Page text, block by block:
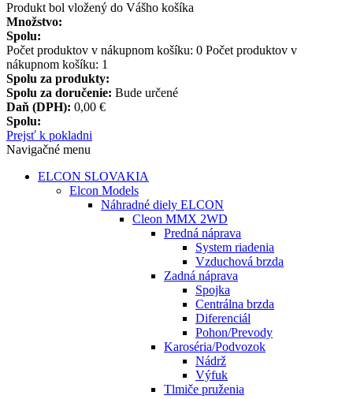
Produkt bol vložený do Vášho košíka
Množstvo:
Spolu:
Počet produktov v nákupnom košíku: 0 Počet produktov v
nákupnom košíku: 1
Spolu za produkty:
Spolu za doručenie: Bude určené
Daň (DPH): 0,00 €
Spolu:
Prejsť k pokladni
Navigačné menu
ELCON SLOVAKIA
Elcon Models
Náhradné diely ELCON
Cleon MMX 2WD
Predná náprava
System riadenia
Vzduchová brzda
Zadná náprava
Spojka
Centrálna brzda
Diferenciál
Pohon/Prevody
Karoséria/Podvozok
Nádrž
Výfuk
Tlmiče pruženia